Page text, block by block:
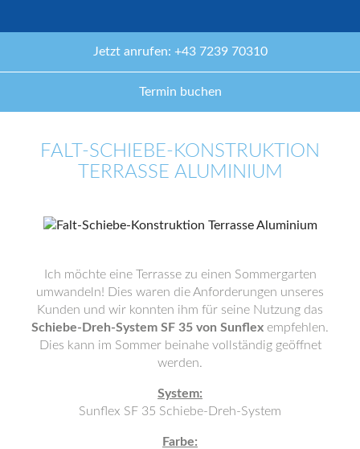
Jetzt anrufen: +43 7239 70310
Termin buchen
FALT-SCHIEBE-KONSTRUKTION
TERRASSE ALUMINIUM
Ich möchte eine Terrasse zu einen Sommergarten
umwandeln! Dies waren die Anforderungen unseres
Kunden und wir konnten ihm für seine Nutzung das
Schiebe-Dreh-System SF 35 von Sunflex empfehlen.
Dies kann im Sommer beinahe vollständig geöffnet
werden.
System:
Sunflex SF 35 Schiebe-Dreh-System
Farbe: